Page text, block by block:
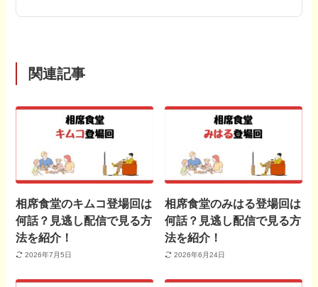
関連記事
相席食堂のキムコ登場回は
何話？見逃し配信で見る方
法を紹介！
2026年7月5日
相席食堂のみはる登場回は
何話？見逃し配信で見る方
法を紹介！
2026年6月24日